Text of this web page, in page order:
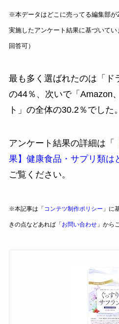
※本データはどこに売ってる編集部が
実施したアンケート結果に基づいて
回答可）
最も多く選ばれたのは「ド
の44％、次いで「Amazon
ト」の全体の30.2％でした。
アンケート結果の詳細は「
果】健康食品・サプリ類は
ご覧ください。
※本記事は「 コンテツ制作ポリシー 」に
きの点などあれば「 お問い合わせ」から